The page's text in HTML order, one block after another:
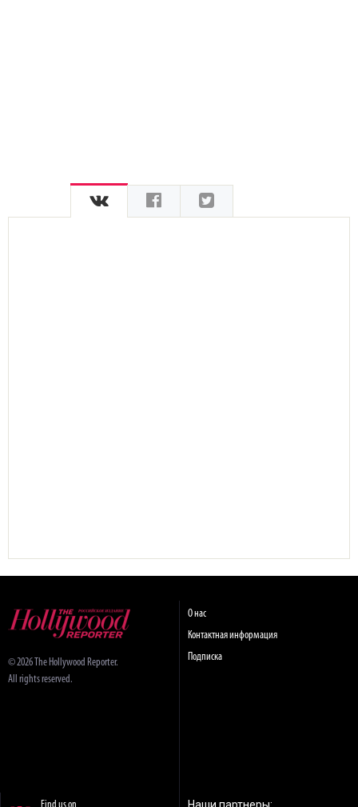
© 2026 The Hollywood Reporter.
All rights reserved.
О нас
Контактная информация
Подписка